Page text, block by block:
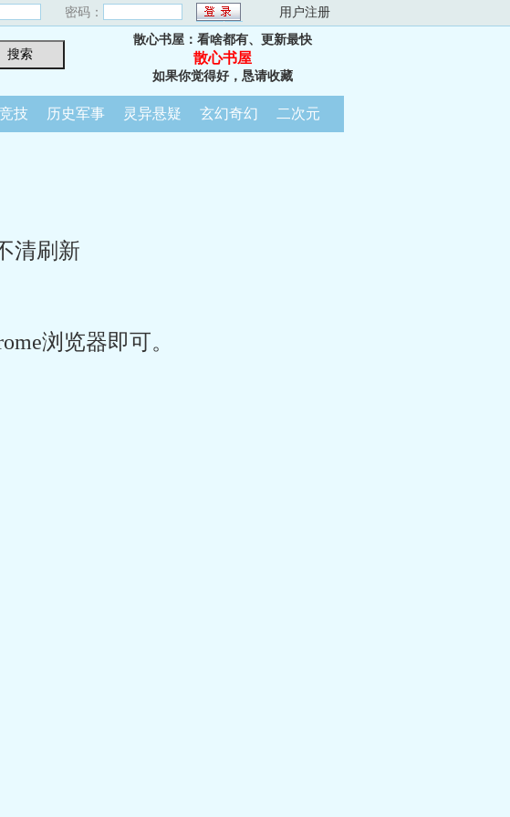
密码： 用户注册
散心书屋：看啥都有、更新最快
散心书屋
如果你觉得好，恳请收藏
技 历史军事 灵异悬疑 玄幻奇幻 二次元
清刷新
浏览器即可。